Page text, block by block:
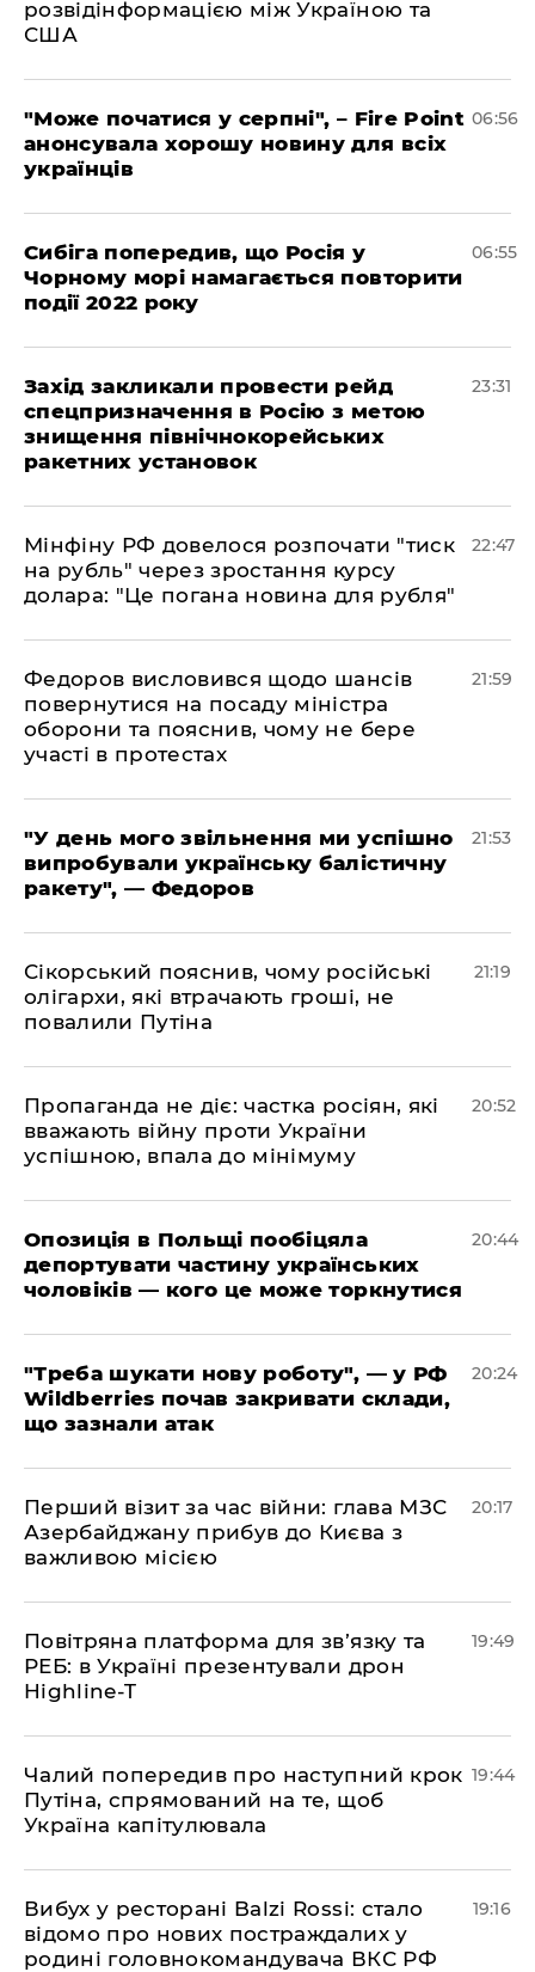
розвідінформацією між Україною та
США
"Може початися у серпні", – Fire Point
анонсувала хорошу новину для всіх
українців
06:56
Сибіга попередив, що Росія у
Чорному морі намагається повторити
події 2022 року
06:55
​Захід закликали провести рейд
спецпризначення в Росію з метою
знищення північнокорейських
ракетних установок
23:31
​Мінфіну РФ довелося розпочати "тиск
на рубль" через зростання курсу
долара: "Це погана новина для рубля"
22:47
​Федоров висловився щодо шансів
повернутися на посаду міністра
оборони та пояснив, чому не бере
участі в протестах
21:59
​"У день мого звільнення ми успішно
випробували українську балістичну
ракету", — Федоров
21:53
​Сікорський пояснив, чому російські
олігархи, які втрачають гроші, не
повалили Путіна
21:19
​Пропаганда не діє: частка росіян, які
вважають війну проти України
успішною, впала до мінімуму
20:52
​Опозиція в Польщі пообіцяла
депортувати частину українських
чоловіків — кого це може торкнутися
20:44
​"Треба шукати нову роботу", — у РФ
Wildberries почав закривати склади,
що зазнали атак
20:24
​Перший візит за час війни: глава МЗС
Азербайджану прибув до Києва з
важливою місією
20:17
​Повітряна платформа для зв’язку та
РЕБ: в Україні презентували дрон
Highline-T
19:49
​Чалий попередив про наступний крок
Путіна, спрямований на те, щоб
Україна капітулювала
19:44
​Вибух у ресторані Balzi Rossi: стало
відомо про нових постраждалих у
родині головнокомандувача ВКС РФ
19:16